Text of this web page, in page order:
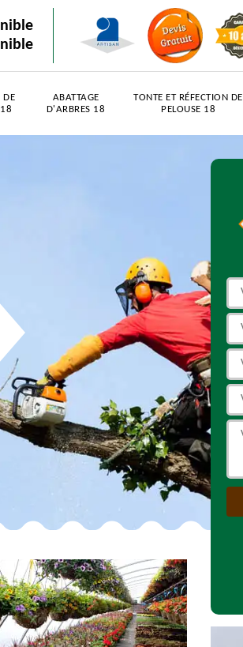
DE
ABATTAGE
D'ARBRES 18
TONTE ET RÉFECTION DE
PELOUSE 18